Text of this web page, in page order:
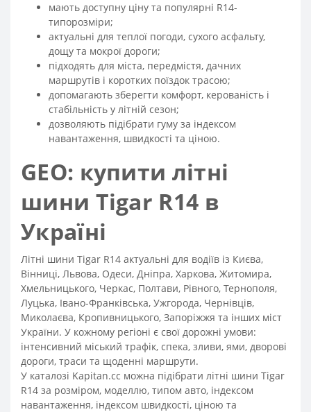
мають доступну ціну та популярні R14-
типорозміри;
актуальні для теплої погоди, сухого асфальту,
дощу та мокрої дороги;
підходять для міста, передмістя, дачних
маршрутів і коротких поїздок трасою;
допомагають зберегти комфорт, керованість і
стабільність у літній сезон;
дозволяють підібрати гуму за індексом
навантаження, швидкості та ціною.
GEO: купити літні
шини Tigar R14 в
Україні
Літні шини Tigar R14 актуальні для водіїв із Києва,
Вінниці, Львова, Одеси, Дніпра, Харкова, Житомира,
Хмельницького, Черкас, Полтави, Рівного, Тернополя,
Луцька, Івано-Франківська, Ужгорода, Чернівців,
Миколаєва, Кропивницького, Запоріжжя та інших міст
України. У кожному регіоні є свої дорожні умови:
інтенсивний міський трафік, спека, зливи, ями, дворові
дороги, траси та щоденні маршрути.
У каталозі Kapitan.cc можна підібрати літні шини Tigar
R14 за розміром, моделлю, типом авто, індексом
навантаження, індексом швидкості, ціною та